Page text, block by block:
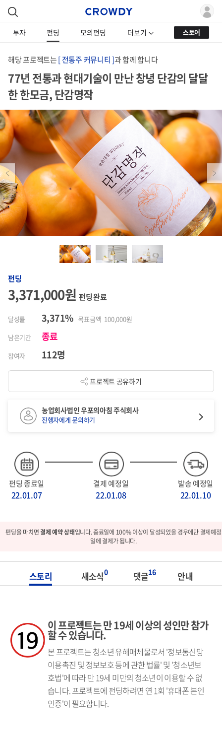
투자 펀딩 모의펀딩 더보기 스토어
해당 프로젝트는[ 전통주 커뮤니티 ]과 함께 합니다
77년 전통과 현대기술이 만난 창녕 단감의 달달
한 한모금, 단감명작
Previous Next
펀딩
3,371,000원펀딩 완료
달성률 3,371% 목표금액 100,000원
남은기간
종료
참여자 112명
프로젝트 공유하기
펀딩 종료일
22.01.07
결제 예정일
22.01.08
발송 예정일
22.01.10
농업회사법인 우포의아침 주식회사
진행자에게 문의하기
펀딩을 마치면결제 예약 상태입니다. 종료일에 100% 이상이 달성되었을 경우에만 결제예정
일에 결제가 됩니다.
스토리 새소식0 댓글16 안내
이 프로젝트는 만 19세 이상의 성인만 참가
할 수 있습니다.
본 프로젝트는 청소년 유해매체물로서 '정보통신망
이용촉진 및 정보보호 등에 관한 법률' 및 '청소년보
호법'에 따라 만 19세 미만의 청소년이 이용할 수 없
습니다. 프로젝트에 펀딩하려면 연 1회 '휴대폰 본인
인증'이 필요합니다.